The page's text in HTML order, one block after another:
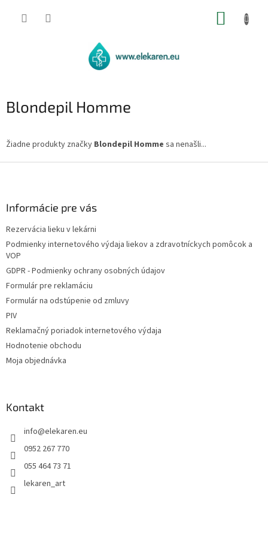
Blondepil Homme
Žiadne produkty značky Blondepil Homme sa nenašli...
Informácie pre vás
Rezervácia lieku v lekárni
Podmienky internetového výdaja liekov a zdravotníckych pomôcok a
VOP
GDPR - Podmienky ochrany osobných údajov
Formulár pre reklamáciu
Formulár na odstúpenie od zmluvy
PIV
Reklamačný poriadok internetového výdaja
Hodnotenie obchodu
Moja objednávka
Kontakt
info@elekaren.eu
0952 267 770
055 464 73 71
lekaren_art